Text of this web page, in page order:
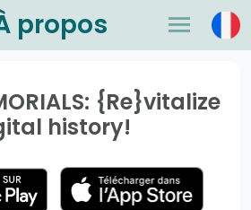
propos
{Re}vitalize
history!